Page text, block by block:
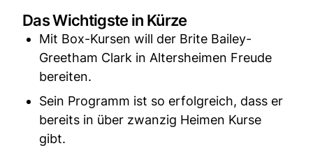
Das Wichtigste in Kürze
Mit Box-Kursen will der Brite Bailey-
Greetham Clark in Altersheimen Freude
bereiten.
Sein Programm ist so erfolgreich, dass er
bereits in über zwanzig Heimen Kurse
gibt.